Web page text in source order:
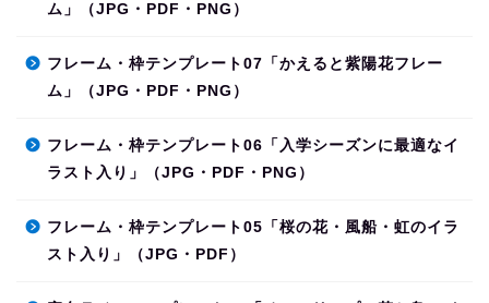
ム」（JPG・PDF・PNG）
フレーム・枠テンプレート07「かえると紫陽花フレー
ム」（JPG・PDF・PNG）
フレーム・枠テンプレート06「入学シーズンに最適なイ
ラスト入り」（JPG・PDF・PNG）
フレーム・枠テンプレート05「桜の花・風船・虹のイラ
スト入り」（JPG・PDF）